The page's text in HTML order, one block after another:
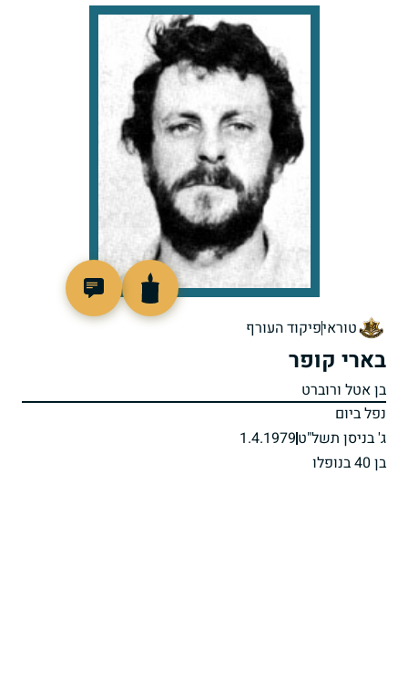
טוראיפיקוד העורף
בארי קופר
בן אטל ורוברט
נפל ביום
ג' בניסן תשל"ט1.4.1979
בן 40 בנופלו